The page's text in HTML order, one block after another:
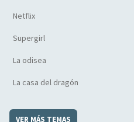
Netflix
Supergirl
La odisea
La casa del dragón
VER MÁS TEMAS